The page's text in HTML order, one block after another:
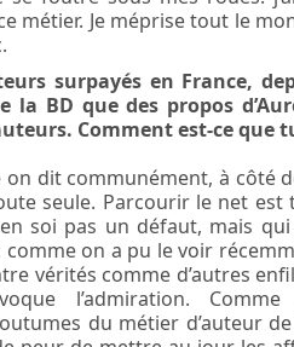
métier. Je méprise tout le
surpayés en France,
BD que des propos
Comment est-ce que
dit communément, à côté
seule. Parcourir le net est
soi pas un défaut, mais
on a pu le voir
vérités comme d’autres
l’admiration.
du métier d’auteur de